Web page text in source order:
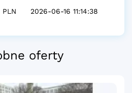
2026-06-16 11:14:38
oferty